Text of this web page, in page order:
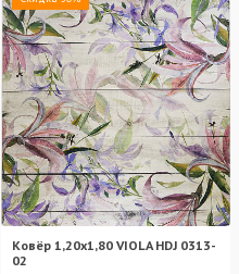
Ковёр 1,20х1,80 VIOLA HDJ 0313-
02